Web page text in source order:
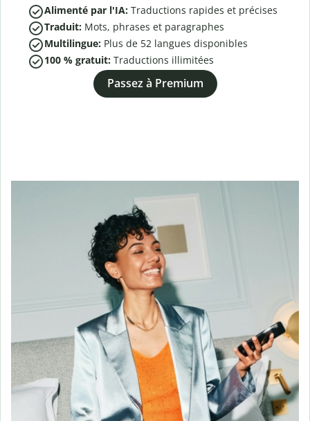
Alimenté par l'IA: Traductions rapides et précises
Traduit: Mots, phrases et paragraphes
Multilingue: Plus de 52 langues disponibles
100 % gratuit: Traductions illimitées
Passez à Premium